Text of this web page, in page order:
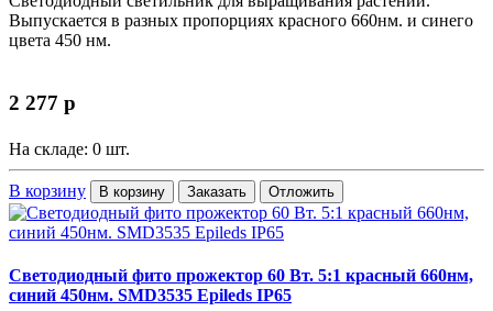
Выпускается в разных пропорциях красного 660нм. и синего
цвета 450 нм.
2 277 p
На складе: 0 шт.
В корзину В корзину Заказать Отложить
Светодиодный фито прожектор 60 Вт. 5:1 красный 660нм,
синий 450нм. SMD3535 Epileds IP65